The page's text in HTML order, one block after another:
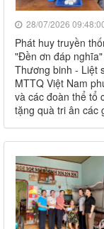
28/07/2026
Phát huy truyền
"Đền ơn đáp
Thương binh - Liệt
MTTQ Việt Nam
và các đoàn thể tổ
tặng quà tri ân các